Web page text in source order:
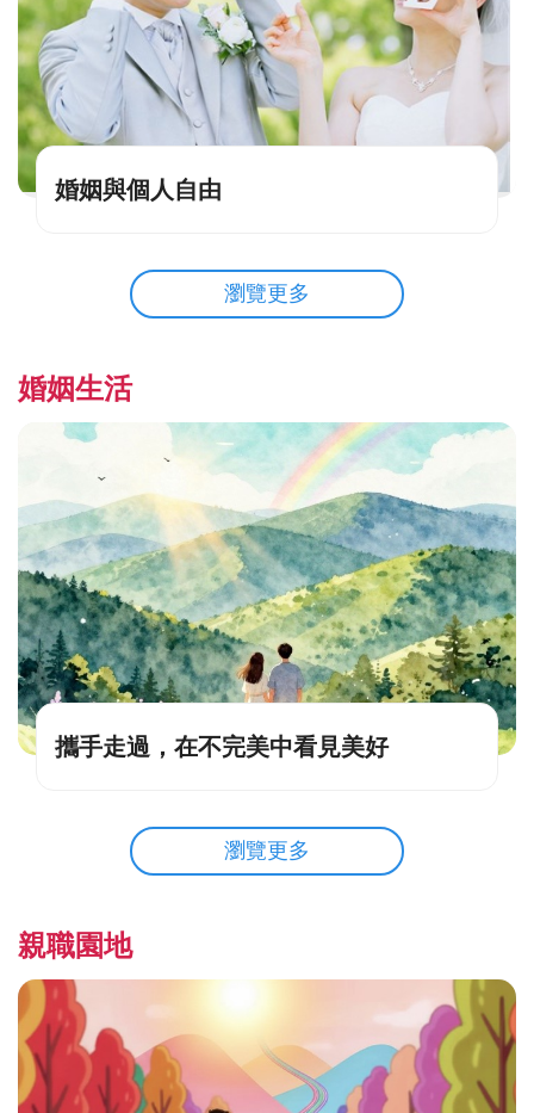
婚姻與個人自由
瀏覽更多
婚姻生活
攜手走過，在不完美中看見美好
瀏覽更多
親職園地